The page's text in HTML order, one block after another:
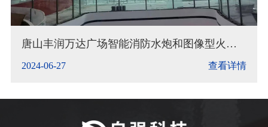
唐山丰润万达广场智能消防水炮和图像型火灾
2024-06-27 查看详情